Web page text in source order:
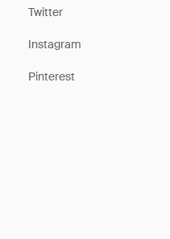
Twitter
Instagram
Pinterest